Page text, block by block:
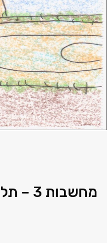
מחשבות 3 – תל אביב